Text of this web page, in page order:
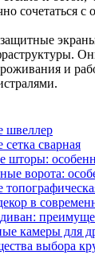
сочетаться с
и
швеллер
сетка сварная
шторы:
ворота:
в
камеры для
выбора